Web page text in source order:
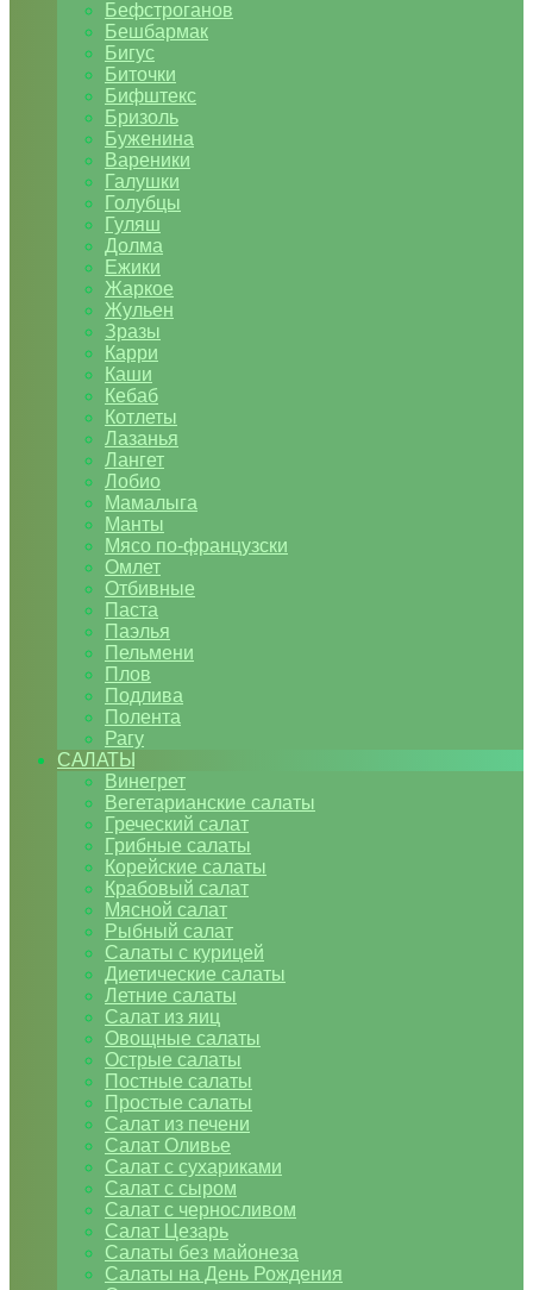
Бефстроганов
Бешбармак
Бигус
Биточки
Бифштекс
Бризоль
Буженина
Вареники
Галушки
Голубцы
Гуляш
Долма
Ежики
Жаркое
Жульен
Зразы
Карри
Каши
Кебаб
Котлеты
Лазанья
Лангет
Лобио
Мамалыга
Манты
Мясо по-французски
Омлет
Отбивные
Паста
Паэлья
Пельмени
Плов
Подлива
Полента
Рагу
САЛАТЫ
Винегрет
Вегетарианские салаты
Греческий салат
Грибные салаты
Корейские салаты
Крабовый салат
Мясной салат
Рыбный салат
Салаты с курицей
Диетические салаты
Летние салаты
Салат из яиц
Овощные салаты
Острые салаты
Постные салаты
Простые салаты
Салат из печени
Салат Оливье
Салат с сухариками
Салат с сыром
Салат с черносливом
Салат Цезарь
Салаты без майонеза
Салаты на День Рождения